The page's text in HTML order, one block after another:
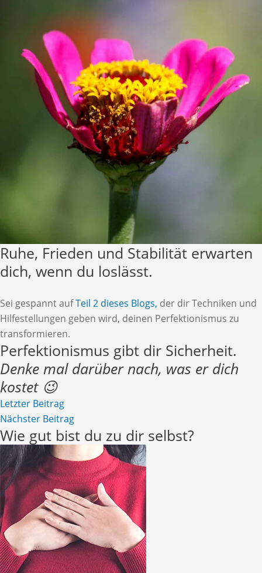
Ruhe, Frieden und Stabilität erwarten
dich, wenn du loslässt.
Sei gespannt aufTeil 2 dieses Blogs, der dir Techniken und
Hilfestellungen geben wird, deinen Perfektionismus zu
transformieren.
Perfektionismus gibt dir Sicherheit.
Denke mal darüber nach, was er dich
kostet 😉
Letzter Beitrag
Nächster Beitrag
Wie gut bist du zu dir selbst?